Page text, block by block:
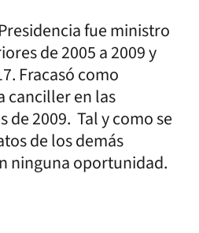
fue ministro
de 2005 a 2009 y
Fracasó como
canciller en las
de 2009. Tal y como se
de los demás
ninguna oportunidad.